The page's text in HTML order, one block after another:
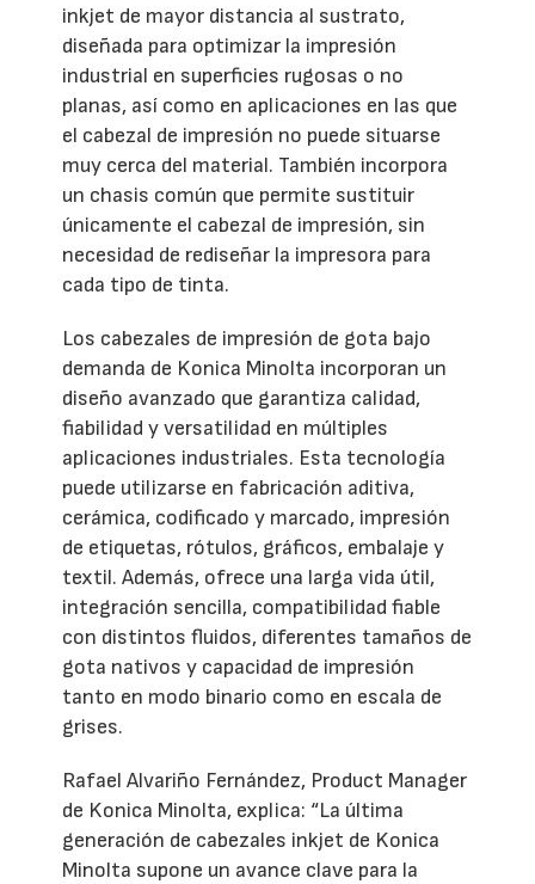
inkjet de mayor distancia al sustrato,
diseñada para optimizar la impresión
industrial en superficies rugosas o no
planas, así como en aplicaciones en las que
el cabezal de impresión no puede situarse
muy cerca del material. También incorpora
un chasis común que permite sustituir
únicamente el cabezal de impresión, sin
necesidad de rediseñar la impresora para
cada tipo de tinta.
Los cabezales de impresión de gota bajo
demanda de Konica Minolta incorporan un
diseño avanzado que garantiza calidad,
fiabilidad y versatilidad en múltiples
aplicaciones industriales. Esta tecnología
puede utilizarse en fabricación aditiva,
cerámica, codificado y marcado, impresión
de etiquetas, rótulos, gráficos, embalaje y
textil. Además, ofrece una larga vida útil,
integración sencilla, compatibilidad fiable
con distintos fluidos, diferentes tamaños de
gota nativos y capacidad de impresión
tanto en modo binario como en escala de
grises.
Rafael Alvariño Fernández, Product Manager
de Konica Minolta, explica: “La última
generación de cabezales inkjet de Konica
Minolta supone un avance clave para la